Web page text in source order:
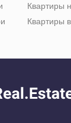
Квартиры
Квартиры